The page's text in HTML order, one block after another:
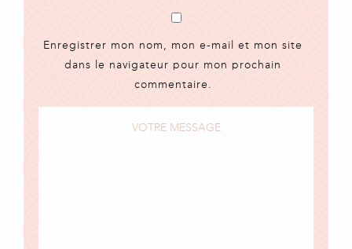
Enregistrer mon nom, mon e-mail et mon site
dans le navigateur pour mon prochain
commentaire.